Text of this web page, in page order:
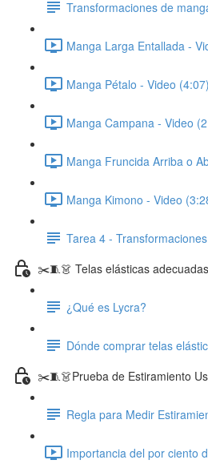
Transformaciones de
Manga Larga Entallada -
Manga Pétalo - Video (4:07)
Manga Campana - Video
Manga Fruncida Arriba o
Manga Kimono - Video
Tarea 4 -
✂️🧵👗 Telas elásticas
¿Qué es Lycra?
Dónde comprar telas
✂️🧵👗Prueba de Estiramiento
Regla para Medir
Importancia del por ciento